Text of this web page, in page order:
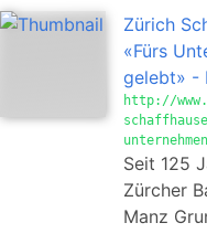
Zürich
«Fürs
gelebt» -
http://
Seit 125
Zürcher
Manz